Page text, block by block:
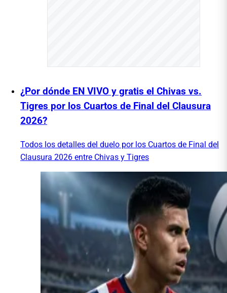
¿Por dónde EN VIVO y gratis el Chivas vs.
Tigres por los Cuartos de Final del Clausura
2026?
Todos los detalles del duelo por los Cuartos de Final del
Clausura 2026 entre Chivas y Tigres